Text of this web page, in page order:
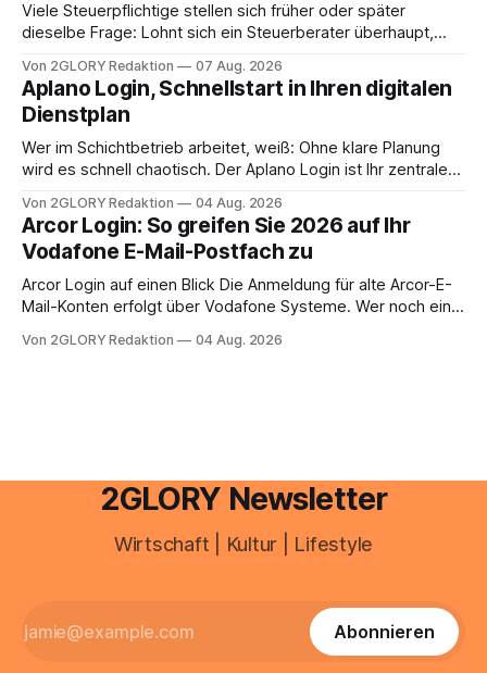
Viele Steuerpflichtige stellen sich früher oder später
dieselbe Frage: Lohnt sich ein Steuerberater überhaupt,
erledigen? Die kurze Antwort: Bei einfachen
Einkommensverhältnissen reicht häufig eine Steuersoftware
aus – sobald jedoch mehrere Einkunftsarten
zusammentreffen oder größere finanzielle Veränderungen
anstehen, zahlt sich professionelle Unterstützung meist
Von 2GLORY Redaktion 07 Aug. 2026
Aplano Login, Schnellstart in Ihren digitalen
Dienstplan
Wer im Schichtbetrieb arbeitet, weiß: Ohne klare Planung
wird es schnell chaotisch. Der Aplano Login ist Ihr zentraler
abwesenheiten und die gesamte kommunikation rund um
Ihr personal digital zu organisieren. In diesem Leitfaden
erfahren Sie alles, was Sie für einen reibungslosen Einstieg
brauchen, von der Registrierung
Von 2GLORY Redaktion 04 Aug. 2026
Arcor Login: So greifen Sie 2026 auf Ihr
Vodafone E-Mail-Postfach zu
Arcor Login auf einen Blick Die Anmeldung für alte Arcor-E-
Mail-Konten erfolgt über Vodafone Systeme. Wer noch eine
besitzt, loggt sich heute über das Vodafone E-Mail & Cloud
Von 2GLORY Redaktion 04 Aug. 2026
2GLORY Newsletter
Wirtschaft | Kultur | Lifestyle
Abonnieren